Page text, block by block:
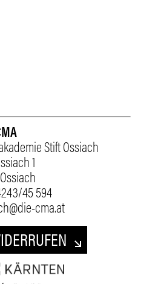
Stift Ossiach
1
45 594
cma.at